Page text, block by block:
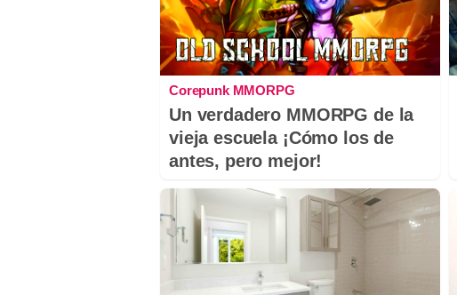
Corepunk MMORPG
Un verdadero MMORPG de la
vieja escuela ¡Cómo los de
antes, pero mejor!